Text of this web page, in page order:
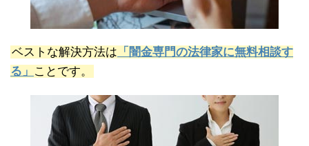
ベストな解決方法は 「闇金専門の法律家に無料相談す
る」 ことです。